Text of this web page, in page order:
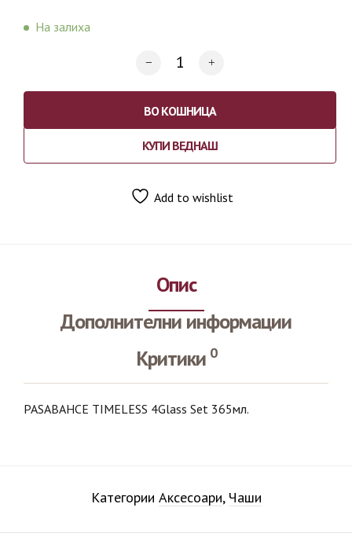
На залиха
ВО КОШНИЦА
КУПИ ВЕДНАШ
Add to wishlist
Опис
Дополнителни информации
Критики 0
PASABAHCE TIMELESS 4Glass Set 365мл.
Категории Аксесоари, Чаши